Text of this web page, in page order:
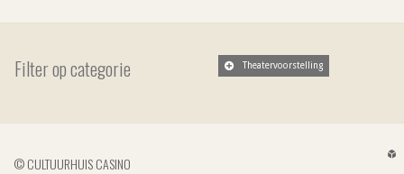
Filter op categorie Theatervoorstelling
© CULTUURHUIS CASINO